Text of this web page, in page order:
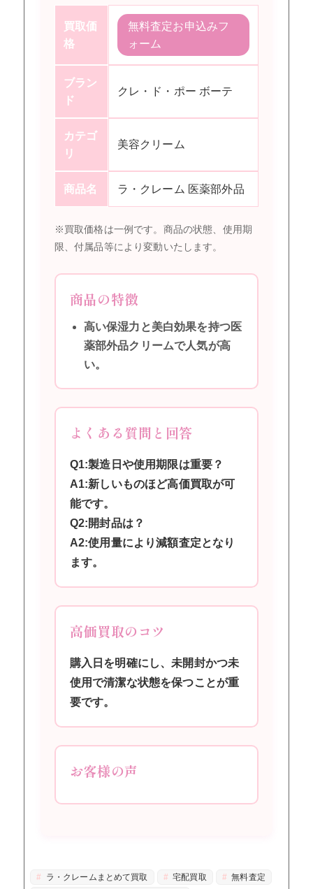
買取価
格
無料査定お申込みフ
ォーム
ブラン
ド
クレ・ド・ポー ボーテ
カテゴ
リ
美容クリーム
商品名 ラ・クレーム 医薬部外品
※買取価格は一例です。商品の状態、使用期
限、付属品等により変動いたします。
商品の特徴
高い保湿力と美白効果を持つ医
薬部外品クリームで人気が高
い。
よくある質問と回答
Q1:製造日や使用期限は重要？
A1:新しいものほど高価買取が可
能です。
Q2:開封品は？
A2:使用量により減額査定となり
ます。
高価買取のコツ
購入日を明確にし、未開封かつ未
使用で清潔な状態を保つことが重
要です。
お客様の声
ラ・クレームまとめて買取 宅配買取
無料査定